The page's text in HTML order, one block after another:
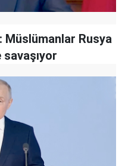
Müslümanlar Rusya